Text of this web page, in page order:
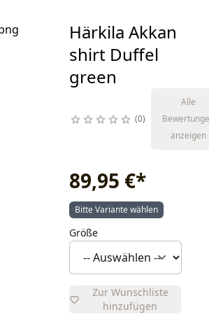
Härkila Akkan
shirt Duffel
green
0
Alle
anzeigen
89,95 €*
Bitte Variante wählen
Größe
Zur Wunschliste
hinzufügen